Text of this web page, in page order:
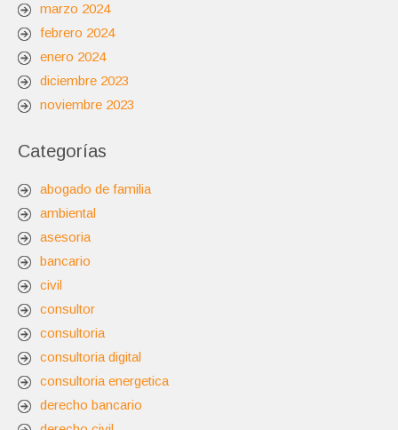
marzo 2024
febrero 2024
enero 2024
diciembre 2023
noviembre 2023
Categorías
abogado de familia
ambiental
asesoria
bancario
civil
consultor
consultoria
consultoria digital
consultoria energetica
derecho bancario